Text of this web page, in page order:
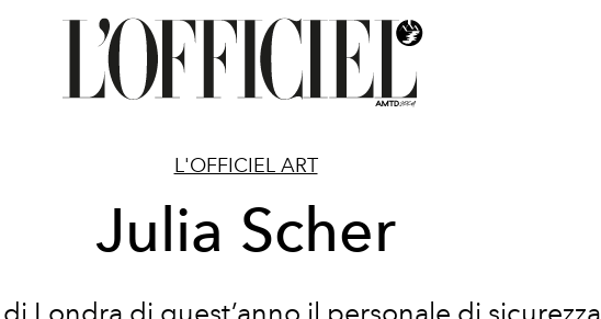
L'OFFICIEL ART
Julia Scher
Londra di quest’anno il personale di sicurezza